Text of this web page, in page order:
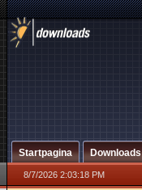
Startpagina Downloads
8/7/2026 2:03:18 PM